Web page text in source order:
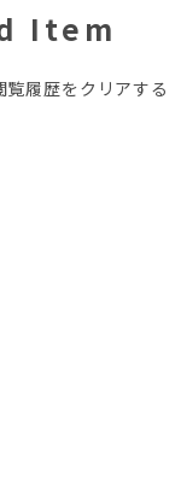
Item
覧履歴をクリアする